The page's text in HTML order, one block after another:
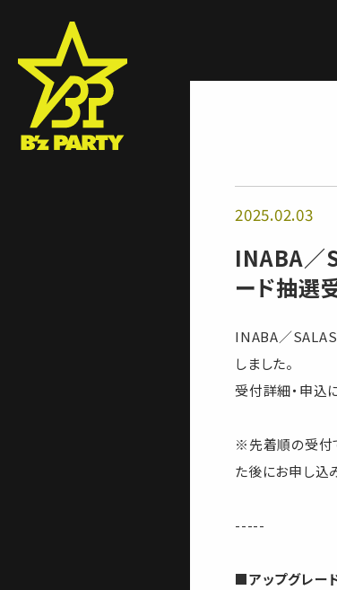
2025.02.03
INABA
ード抽選
INABA／
しました。
受付詳細・申込
※先着順の受付
た後にお申し込
-----
■アップグレー